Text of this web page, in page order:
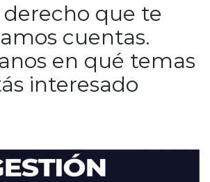
derecho que te
cuentas.
en qué temas
interesado